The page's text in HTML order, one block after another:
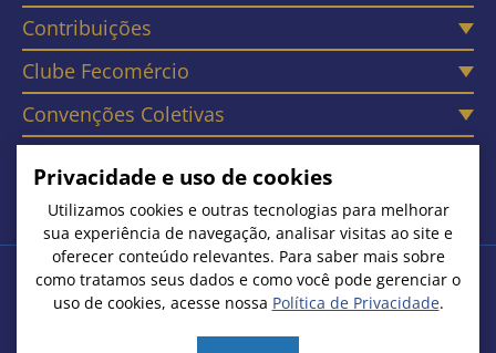
Contribuições
Clube Fecomércio
Convenções Coletivas
Contato
Copyright © 2026. Todos os Direitos Reservados
Federação do Comércio de Bens, Serviços e Turismo do Estado
Privacidade e uso de cookies
Utilizamos cookies e outras tecnologias para melhorar
sua experiência de navegação, analisar visitas ao site e
oferecer conteúdo relevantes. Para saber mais sobre
como tratamos seus dados e como você pode gerenciar o
uso de cookies, acesse nossa Política de Privacidade.